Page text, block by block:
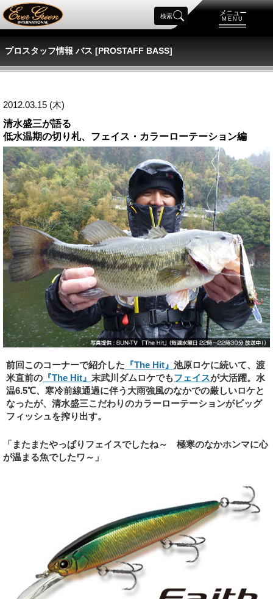
メニュー
MENU
検索
プロスタッフ情報 バス [PROSTAFF BASS]
2012.03.15 (木)
清水盛三が語る
低水温期の切り札、フェイス・カラーローテーション編
前回このコーナーで紹介した 『The Hit』 池原ロケに続いて、渡
米直前の 『The Hit』 末武川ダムロケでもフェイスが大活躍。水
温6.5℃、寒冷前線通過に伴う大雨強風のなかでの厳しいロケと
なったが、清水盛三こだわりのカラーローテーションがビッグ
フィッシュを搾り出す。
「またまたやっぱりフェイスでしたね～ 極寒のなかホンマに心
が温まる魚でしたワ～」